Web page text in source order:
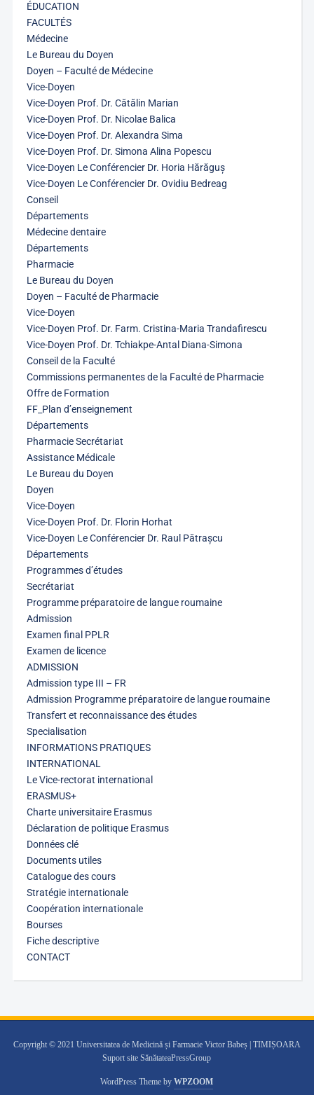
ÉDUCATION
FACULTÉS
Médecine
Le Bureau du Doyen
Doyen – Faculté de Médecine
Vice-Doyen
Vice-Doyen Prof. Dr. Cătălin Marian
Vice-Doyen Prof. Dr. Nicolae Balica
Vice-Doyen Prof. Dr. Alexandra Sima
Vice-Doyen Prof. Dr. Simona Alina Popescu
Vice-Doyen Le Conférencier Dr. Horia Hărăguș
Vice-Doyen Le Conférencier Dr. Ovidiu Bedreag
Conseil
Départements
Médecine dentaire
Départements
Pharmacie
Le Bureau du Doyen
Doyen – Faculté de Pharmacie
Vice-Doyen
Vice-Doyen Prof. Dr. Farm. Cristina-Maria Trandafirescu
Vice-Doyen Prof. Dr. Tchiakpe-Antal Diana-Simona
Conseil de la Faculté
Commissions permanentes de la Faculté de Pharmacie
Offre de Formation
FF_Plan d’enseignement
Départements
Pharmacie Secrétariat
Assistance Médicale
Le Bureau du Doyen
Doyen
Vice-Doyen
Vice-Doyen Prof. Dr. Florin Horhat
Vice-Doyen Le Conférencier Dr. Raul Pătrașcu
Départements
Programmes d’études
Secrétariat
Programme préparatoire de langue roumaine
Admission
Examen final PPLR
Examen de licence
ADMISSION
Admission type III – FR
Admission Programme préparatoire de langue roumaine
Transfert et reconnaissance des études
Specialisation
INFORMATIONS PRATIQUES
INTERNATIONAL
Le Vice-rectorat international
ERASMUS+
Charte universitaire Erasmus
Déclaration de politique Erasmus
Données clé
Documents utiles
Catalogue des cours
Stratégie internationale
Coopération internationale
Bourses
Fiche descriptive
CONTACT
Copyright © 2021 Universitatea de Medicină și Farmacie Victor Babeș | TIMIȘOARA
Suport site SănătateaPressGroup
WordPress Theme byWPZOOM